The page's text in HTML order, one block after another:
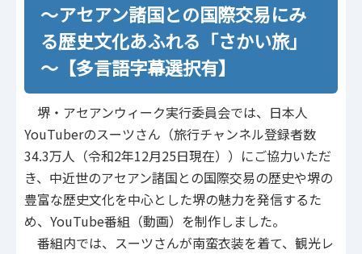
～アセアン諸国との国際交易にみ
る歴史文化あふれる「さかい旅」
～【多言語字幕選択有】
堺・アセアンウィーク実行委員会では、日本人
YouTuberのスーツさん（旅行チャンネル登録者数
34.3万人（令和2年12月25日現在））にご協力いただ
き、中近世のアセアン諸国との国際交易の歴史や堺の
豊富な歴史文化を中心とした堺の魅力を発信するた
め、YouTube番組（動画）を制作しました。
番組内では、スーツさんが南蛮衣装を着て、観光レ